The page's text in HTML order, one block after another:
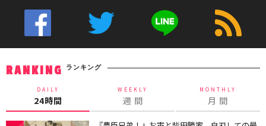
RANKING ランキング
DAILY
24時間
WEEKLY
週 間
MONTHLY
月 間